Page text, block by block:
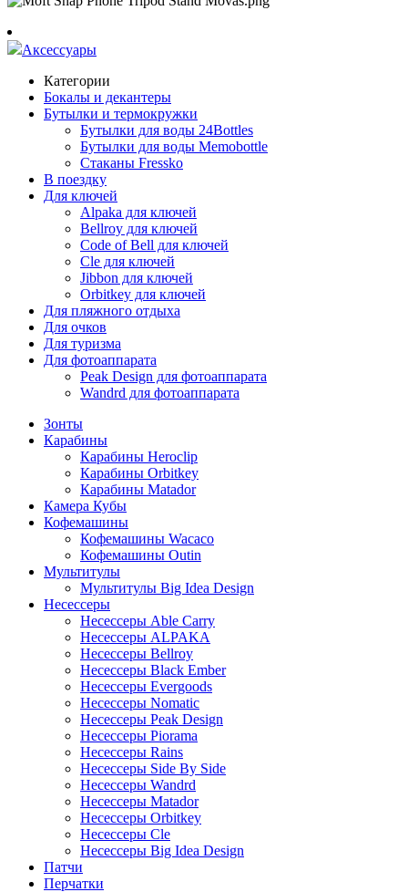
Аксессуары
Категории
Бокалы и декантеры
Бутылки и термокружки
Бутылки для воды 24Bottles
Бутылки для воды Memobottle
Стаканы Fressko
В поездку
Для ключей
Alpaka для ключей
Bellroy для ключей
Code of Bell для ключей
Cle для ключей
Jibbon для ключей
Orbitkey для ключей
Для пляжного отдыха
Для очков
Для туризма
Для фотоаппарата
Peak Design для фотоаппарата
Wandrd для фотоаппарата
Зонты
Карабины
Карабины Heroclip
Карабины Orbitkey
Карабины Matador
Камера Кубы
Кофемашины
Кофемашины Wacaco
Кофемашины Outin
Мультитулы
Мультитулы Big Idea Design
Несессеры
Несессеры Able Carry
Несессеры ALPAKA
Несессеры Bellroy
Несессеры Black Ember
Несессеры Evergoods
Несессеры Nomatic
Несессеры Peak Design
Несессеры Piorama
Несессеры Rains
Несессеры Side By Side
Несессеры Wandrd
Несессеры Matador
Несессеры Orbitkey
Несессеры Cle
Несессеры Big Idea Design
Патчи
Перчатки